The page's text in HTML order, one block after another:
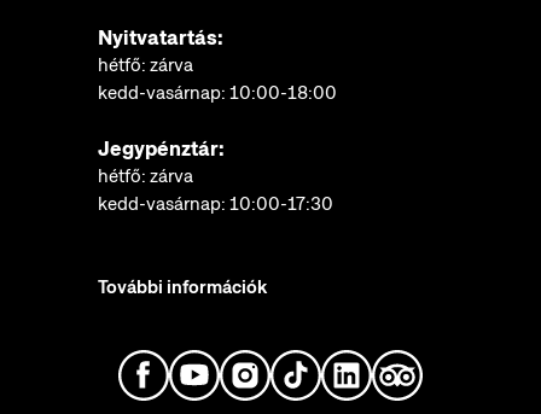
Nyitvatartás:
hétfő: zárva
kedd-vasárnap: 10:00-18:00
Jegypénztár:
hétfő: zárva
kedd-vasárnap: 10:00-17:30
További információk